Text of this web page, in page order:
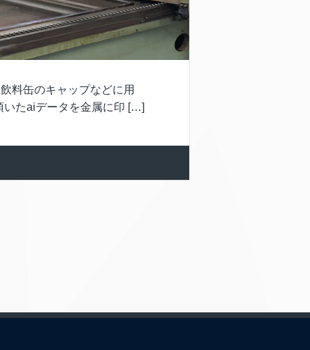
料缶のキャップなどに用
いたaiデータを金属に印 […]